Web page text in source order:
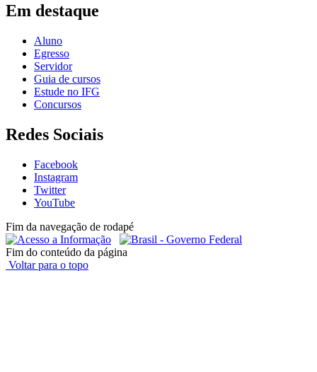
Em destaque
Aluno
Egresso
Servidor
Guia de cursos
Estude no IFG
Concursos
Redes Sociais
Facebook
Instagram
Twitter
YouTube
Fim da navegação de rodapé
Fim do conteúdo da página
Voltar para o topo